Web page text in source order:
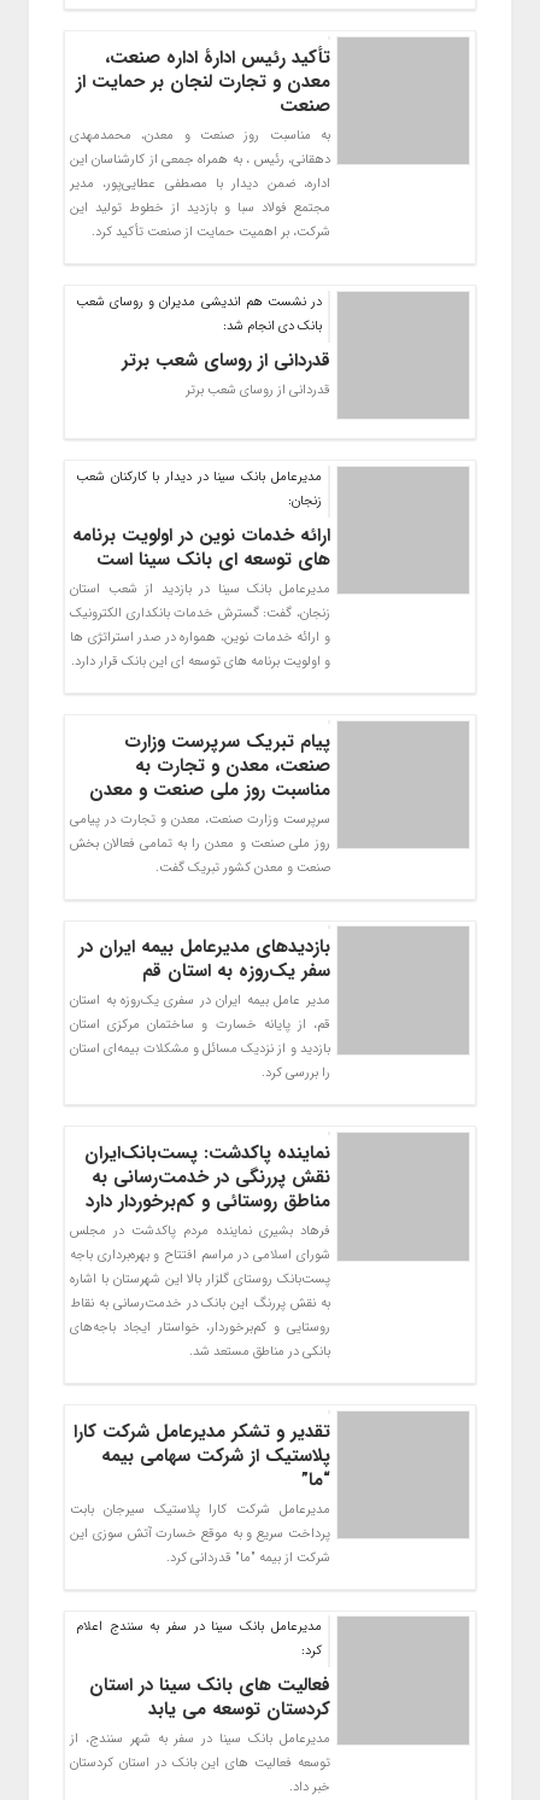
تأکید رئیس ادارۀ اداره صنعت،
معدن و تجارت لنجان بر حمایت از
صنعت
به مناسبت روز صنعت و معدن، محمدمهدی
دهقانی، رئیس ، به همراه جمعی از کارشناسان این
اداره، ضمن دیدار با مصطفی عطایی‌پور، مدیر
مجتمع فولاد سبا و بازدید از خطوط تولید این
شرکت، بر اهمیت حمایت از صنعت تأکید کرد.
در نشست هم انديشي مديران و روساي شعب
بانك دي انجام شد:
قدردانی از روسای شعب برتر
قدرداني از روساي شعب برتر
مدیرعامل بانک سینا در دیدار با کارکنان شعب
زنجان:
ارائه خدمات نوین در اولویت برنامه
های توسعه ای بانک سینا است
مدیرعامل بانک سینا در بازدید از شعب استان
زنجان، گفت: گسترش خدمات بانکداری الکترونیک
و ارائه خدمات نوین، همواره در صدر استراتژی ها
و اولویت برنامه های توسعه ای این بانک قرار دارد.
پیام تبریک سرپرست وزارت
صنعت، معدن و تجارت به
مناسبت روز ملی صنعت و معدن
سرپرست وزارت صنعت، معدن و تجارت در پیامی
روز ملی صنعت و معدن را به تمامی فعالان بخش
صنعت و معدن کشور تبریک گفت.
بازدیدهای مدیرعامل بیمه ایران در
سفر یک‌روزه به استان قم
مدیر عامل بیمه ایران در سفری یک‌روزه به استان
قم، از پایانه خسارت و ساختمان مرکزی استان
بازدید و از نزدیک مسائل و مشکلات بیمه‌ای استان
را بررسی کرد.
نماینده پاکدشت: پست‌بانک‌ایران
نقش پررنگی در خدمت‌رسانی به
مناطق روستائی و کم‌برخوردار دارد
فرهاد بشیری نماینده مردم پاکدشت در مجلس
شورای اسلامی در مراسم افتتاح و بهره‌برداری باجه
پست‌بانک روستای گلزار بالا این شهرستان با اشاره
به نقش پررنگ این بانک در خدمت‌رسانی به نقاط
روستایی و کم‌برخوردار، خواستار ایجاد باجه‌های
بانکی در مناطق مستعد شد.
تقدیر و تشکر مدیرعامل شرکت کارا
پلاستیک از شرکت سهامی بیمه
“ما”
مدیرعامل شرکت کارا پلاستیک سیرجان بابت
پرداخت سریع و به موقع خسارت آتش سوزی این
شرکت از بیمه "ما" قدردانی کرد.
مدیرعامل بانک سینا در سفر به سنندج اعلام
کرد:
فعالیت های بانک سینا در استان
کردستان توسعه می یابد
مدیرعامل بانک سینا در سفر به شهر سنندج، از
توسعه فعالیت های این بانک در استان کردستان
خبر داد.